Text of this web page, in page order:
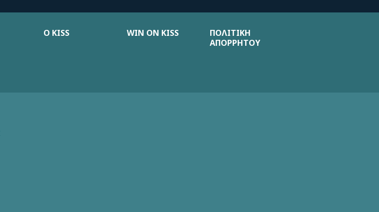
Ο KISS WIN ON KISS
ΠΟΛΙΤΙΚΗ
ΑΠΟΡΡΗΤΟΥ